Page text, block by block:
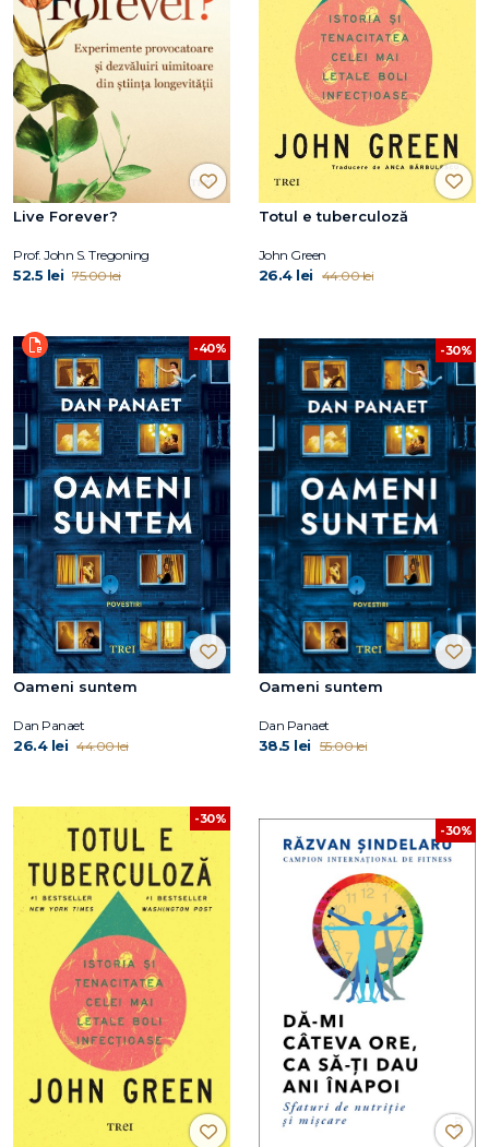
Live Forever?
Prof. John S. Tregoning
52.5 lei 75.00 lei
Totul e tuberculoză
John Green
26.4 lei 44.00 lei
-40%
Oameni suntem
Dan Panaet
26.4 lei 44.00 lei
-30%
Oameni suntem
Dan Panaet
38.5 lei 55.00 lei
-30%
-30%